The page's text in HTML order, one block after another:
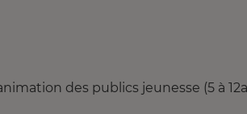
des publics jeunesse (5 à